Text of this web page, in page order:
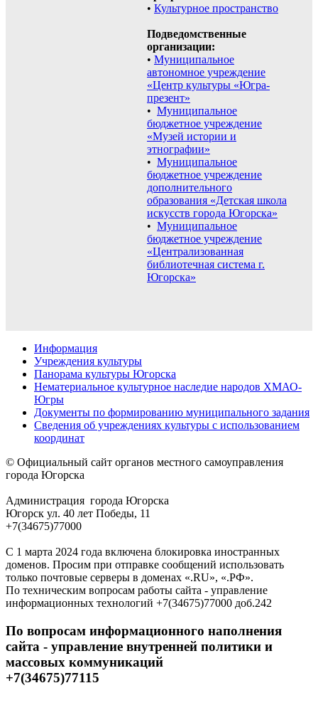
• Культурное пространство
Подведомственные
организации:
• Муниципальное
автономное учреждение
«Центр культуры «Югра-
презент»
• Муниципальное
бюджетное учреждение
«Музей истории и
этнографии»
• Муниципальное
бюджетное учреждение
дополнительного
образования «Детская школа
искусств города Югорска»
• Муниципальное
бюджетное учреждение
«Централизованная
библиотечная система г.
Югорска»
Информация
Учреждения культуры
Панорама культуры Югорска
Нематериальное культурное наследие народов ХМАО-
Югры
Документы по формированию муниципального задания
Сведения об учреждениях культуры с использованием
координат
© Официальный сайт органов местного самоуправления
города Югорска
Администрация города Югорска
Югорск ул. 40 лет Победы, 11
+7(34675)77000
С 1 марта 2024 года включена блокировка иностранных
доменов. Просим при отправке сообщений использовать
только почтовые серверы в доменах «.RU», «.РФ».
По техническим вопросам работы сайта - управление
информационных технологий +7(34675)77000 доб.242
По вопросам информационного наполнения
сайта - управление внутренней политики и
массовых коммуникаций
+7(34675)77115